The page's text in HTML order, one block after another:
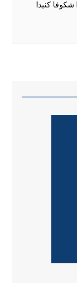
شکوفا کنید!